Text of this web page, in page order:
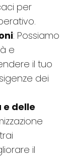
per
: Possiamo
e
il tuo
dei
delle
il